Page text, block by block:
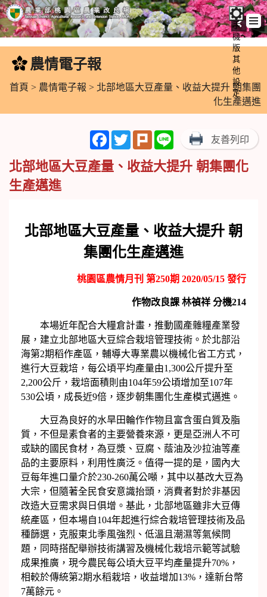
跳
容
手
機
版
其
他
設
定
農情電子報
首頁 > 農情電子報 > 北部地區大豆產量、收益大提升 朝集團
化生產邁進
FacebookTwitterPlurk Line 友善列印
北部地區大豆產量、收益大提升 朝集團化
生產邁進
北部地區大豆產量、收益大提升 朝
集團化生產邁進
桃園區農情月刊 第250期 2020/05/15 發行
作物改良課 林禎祥 分機214
本場近年配合大糧倉計畫，推動國產雜糧產業發
展，建立北部地區大豆綜合栽培管理技術。於北部沿
海第2期稻作產區，輔導大專業農以機械化省工方式，
進行大豆栽培，每公頃平均產量由1,300公斤提升至
2,200公斤，栽培面積則由104年59公頃增加至107年
530公頃，成長近9倍，逐步朝集團化生產模式邁進。
大豆為良好的水旱田輪作作物且富含蛋白質及脂
質，不但是素食者的主要營養來源，更是亞洲人不可
或缺的國民食材，為豆漿、豆腐、蔭油及沙拉油等產
品的主要原料，利用性廣泛。值得一提的是，國內大
豆每年進口量介於230-260萬公噸，其中以基改大豆為
大宗，但隨著全民食安意識抬頭，消費者對於非基因
改造大豆需求與日俱增。基此，北部地區雖非大豆傳
統產區，但本場自104年起進行綜合栽培管理技術及品
種篩選，克服東北季風強烈、低溫且潮濕等氣候問
題，同時搭配舉辦技術講習及機械化栽培示範等試驗
成果推廣，現今農民每公頃大豆平均產量提升70%，
相較於傳統第2期水稻栽培，收益增加13%，達新台幣
7萬餘元。